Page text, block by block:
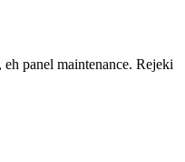
panel maintenance. Rejeki